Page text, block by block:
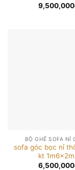
9,500,000
BỘ GHẾ SOFA NỈ
sofa góc bọc nỉ
kt
6,500,000